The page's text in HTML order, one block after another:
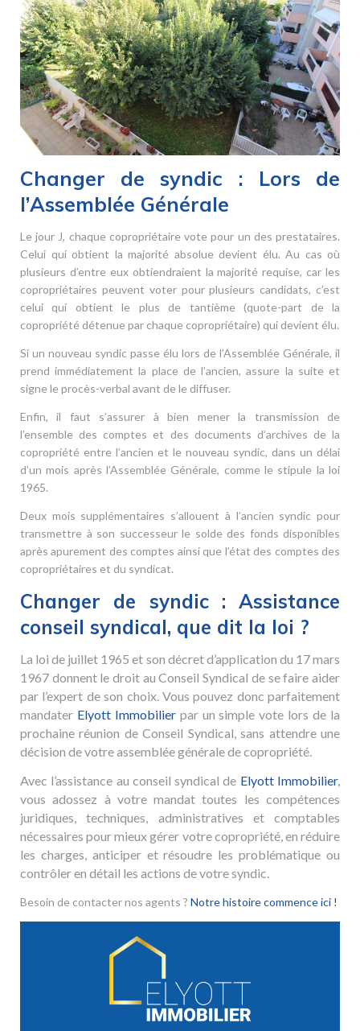
Changer de syndic : Lors de
l’Assemblée Générale
Le jour J, chaque copropriétaire vote pour un des prestataires.
Celui qui obtient la majorité absolue devient élu. Au cas où
plusieurs d’entre eux obtiendraient la majorité requise, car les
copropriétaires peuvent voter pour plusieurs candidats, c’est
celui qui obtient le plus de tantième (quote-part de la
copropriété détenue par chaque copropriétaire) qui devient élu.
Si un nouveau syndic passe élu lors de l’Assemblée Générale, il
prend immédiatement la place de l’ancien, assure la suite et
signe le procès-verbal avant de le diffuser.
Enfin, il faut s’assurer à bien mener la transmission de
l’ensemble des comptes et des documents d’archives de la
copropriété entre l’ancien et le nouveau syndic, dans un délai
d’un mois après l’Assemblée Générale, comme le stipule la loi
1965.
Deux mois supplémentaires s’allouent à l’ancien syndic pour
transmettre à son successeur le solde des fonds disponibles
après apurement des comptes ainsi que l’état des comptes des
copropriétaires et du syndicat.
Changer de syndic : Assistance
conseil syndical, que dit la loi ?
La loi de juillet 1965 et son décret d’application du 17 mars
1967 donnent le droit au Conseil Syndical de se faire aider
par l’expert de son choix. Vous pouvez donc parfaitement
mandater Elyott Immobilierpar un simple vote lors de la
prochaine réunion de Conseil Syndical, sans attendre une
décision de votre assemblée générale de copropriété.
Avec l’assistance au conseil syndical de Elyott Immobilier,
vous adossez à votre mandat toutes les compétences
juridiques, techniques, administratives et comptables
nécessaires pour mieux gérer votre copropriété, en réduire
les charges, anticiper et résoudre les problématique ou
contrôler en détail les actions de votre syndic.
Besoin de contacter nos agents ? Notre histoire commence ici !